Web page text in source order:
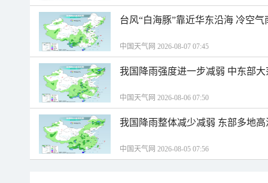
台风“白海豚”靠近华东沿海 冷空
中国天气网 2026-08-07 07:45
我国降雨强度进一步减弱 中东部
中国天气网 2026-08-06 07:50
我国降雨整体减少减弱 东部多地
中国天气网 2026-08-05 07:56